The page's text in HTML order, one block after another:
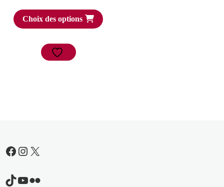
Choix des options
Facebook
Instagram
X
TikTok
YouTube
Flickr